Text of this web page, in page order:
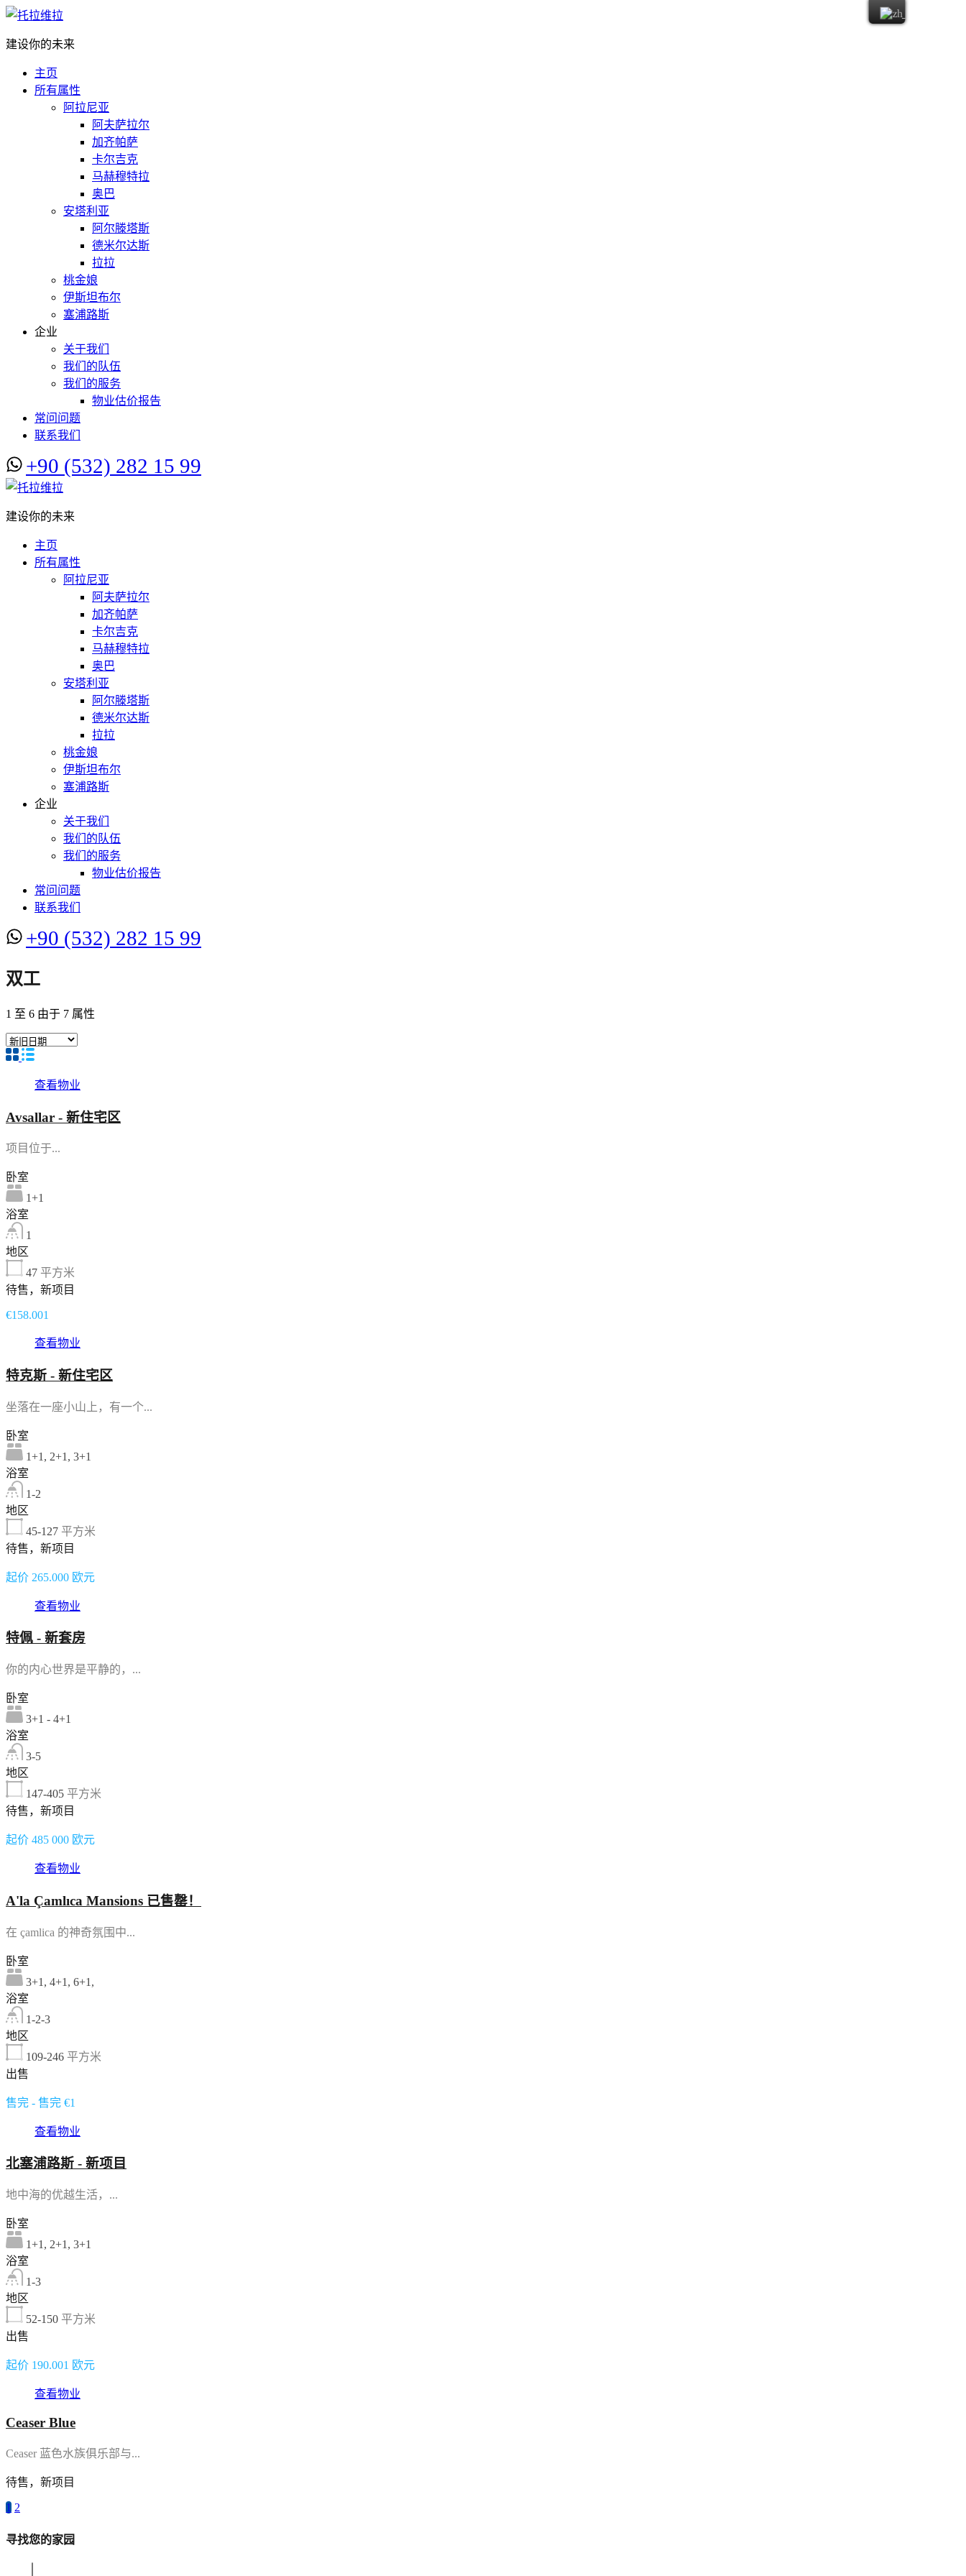
建设你的未来
主页
所有属性
阿拉尼亚
阿夫萨拉尔
加齐帕萨
卡尔吉克
马赫穆特拉
奥巴
安塔利亚
阿尔滕塔斯
德米尔达斯
拉拉
桃金娘
伊斯坦布尔
塞浦路斯
企业
关于我们
我们的队伍
我们的服务
物业估价报告
常问问题
联系我们
+90 (532) 282 15 99
建设你的未来
主页
所有属性
阿拉尼亚
阿夫萨拉尔
加齐帕萨
卡尔吉克
马赫穆特拉
奥巴
安塔利亚
阿尔滕塔斯
德米尔达斯
拉拉
桃金娘
伊斯坦布尔
塞浦路斯
企业
关于我们
我们的队伍
我们的服务
物业估价报告
常问问题
联系我们
+90 (532) 282 15 99
双工
1 至 6 由于 7 属性
查看物业
Avsallar - 新住宅区
项目位于...
卧室
1+1
浴室
1
地区
47 平方米
待售，新项目
€158.001
查看物业
特克斯 - 新住宅区
坐落在一座小山上，有一个...
卧室
1+1, 2+1, 3+1
浴室
1-2
地区
45-127 平方米
待售，新项目
起价 265.000 欧元
查看物业
特佩 - 新套房
你的内心世界是平静的，...
卧室
3+1 - 4+1
浴室
3-5
地区
147-405 平方米
待售，新项目
起价 485 000 欧元
查看物业
A'la Çamlıca Mansions 已售罄！
在 çamlica 的神奇氛围中...
卧室
3+1, 4+1, 6+1,
浴室
1-2-3
地区
109-246 平方米
出售
售完 - 售完 €1
查看物业
北塞浦路斯 - 新项目
地中海的优越生活，...
卧室
1+1, 2+1, 3+1
浴室
1-3
地区
52-150 平方米
出售
起价 190.001 欧元
查看物业
Ceaser Blue
Ceaser 蓝色水族俱乐部与...
待售，新项目
1 2
寻找您的家园